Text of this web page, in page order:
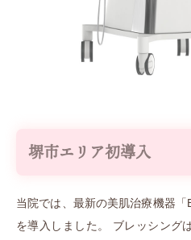
堺市エリア初導入
当院では、最新の美肌治療機器「
を導入しました。 ブレッシング